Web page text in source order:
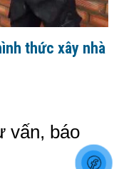
thức xây nhà
vấn, báo